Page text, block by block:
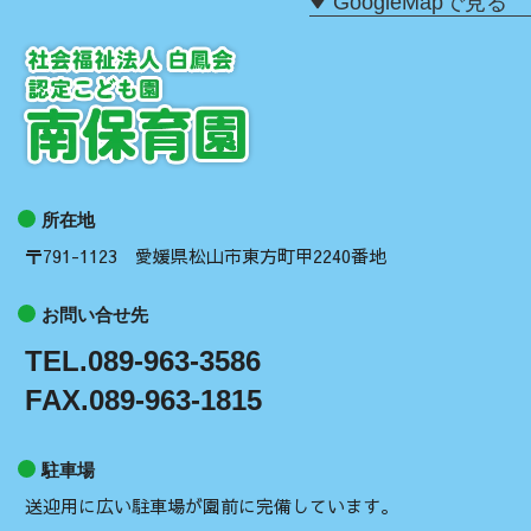
所在地
〒791-1123 愛媛県松山市東方町甲2240番地
お問い合せ先
TEL.089-963-3586
FAX.089-963-1815
駐車場
送迎用に広い駐車場が園前に完備しています。